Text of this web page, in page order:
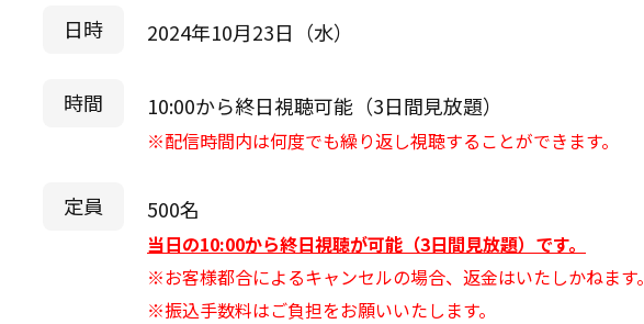
日時 2024年10月23日（水）
時間 10:00から終日視聴可能（3日間見放題）
※配信時間内は何度でも繰り返し視聴することができます。
定員 500名
当日の10:00から終日視聴が可能（3日間見放題）です。
※お客様都合によるキャンセルの場合、返金はいたしかねます。
※振込手数料はご負担をお願いいたします。